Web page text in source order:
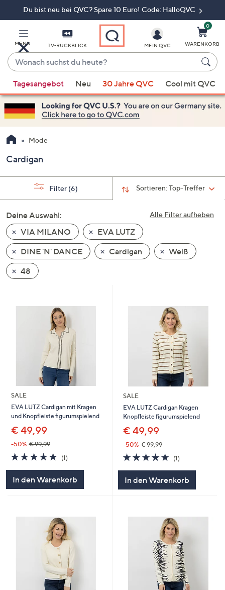
Du bist neu bei QVC? Spare 10 Euro! Code: HalloQVC
MENÜ TV-RÜCKBLICK
Wonach
suchst
du
heute?
Vorschläge
verfügbar
sind,
verwenden
Sie
Pfeiltasten
nach
und
nach
unten
oder
wischen
Sie
auf
nach
anzuzeigen.
MEIN QVC
0
WARENKORB
Tagesangebot Neu 30 Jahre QVC Cool mit QVC
Mode
Cardigan
Sortieren:Top-Treffer
Filter (6)
Alle Filter aufheben
Deine Auswahl:
VIA MILANO
EVA LUTZ
DINE 'N' DANCE
Cardigan
Weiß
48
SALE
EVA LUTZ Cardigan mit Kragen
und Knopfleiste figurumspielend
€ 49,99
-50% € 99,99
5.0
von
(1)1
In den Warenkorb
SALE
EVA LUTZ Cardigan Kragen
Knopfleiste figurumspielend
€ 49,99
-50% € 99,99
5.0
von
(1)1
In den Warenkorb